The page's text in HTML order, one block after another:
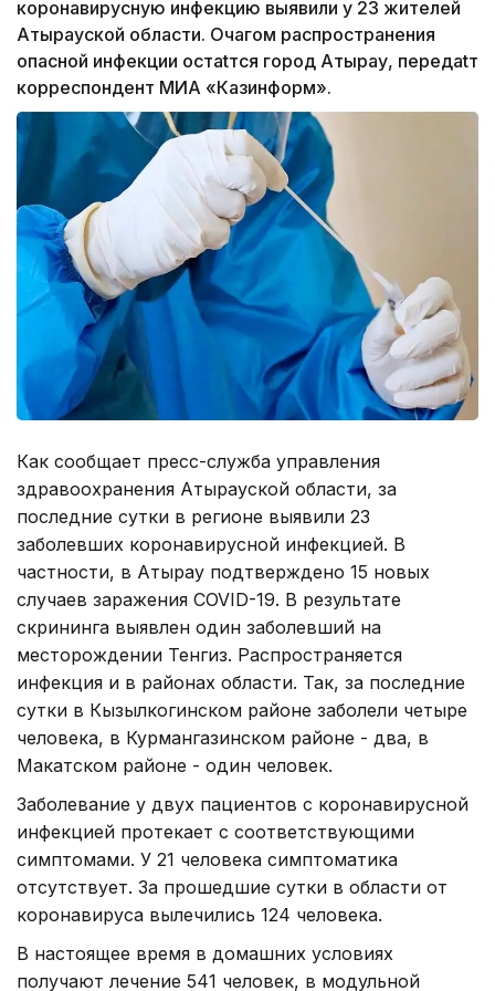
коронавирусную инфекцию выявили у 23 жителей
Атырауской области. Очагом распространения
опасной инфекции остаtтся город Атырау, передаtт
корреспондент МИА «Казинформ».
Как сообщает пресс-служба управления
здравоохранения Атырауской области, за
последние сутки в регионе выявили 23
заболевших коронавирусной инфекцией. В
частности, в Атырау подтверждено 15 новых
случаев заражения COVID-19. В результате
скрининга выявлен один заболевший на
месторождении Тенгиз. Распространяется
инфекция и в районах области. Так, за последние
сутки в Кызылкогинском районе заболели четыре
человека, в Курмангазинском районе - два, в
Макатском районе - один человек.
Заболевание у двух пациентов с коронавирусной
инфекцией протекает с соответствующими
симптомами. У 21 человека симптоматика
отсутствует. За прошедшие сутки в области от
коронавируса вылечились 124 человека.
В настоящее время в домашних условиях
получают лечение 541 человек, в модульной